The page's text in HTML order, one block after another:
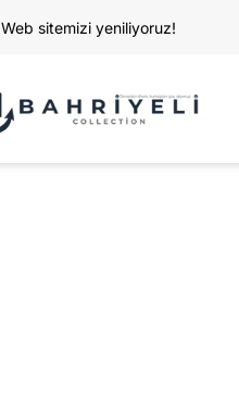
Web sitemizi yeniliyoruz!